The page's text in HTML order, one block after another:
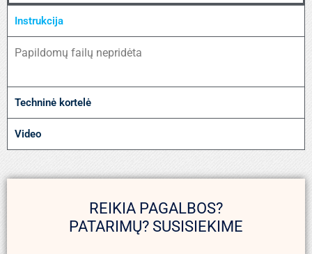
Instrukcija
Papildomų failų nepridėta
Techninė kortelė
Video
REIKIA PAGALBOS?
PATARIMŲ? SUSISIEKIME